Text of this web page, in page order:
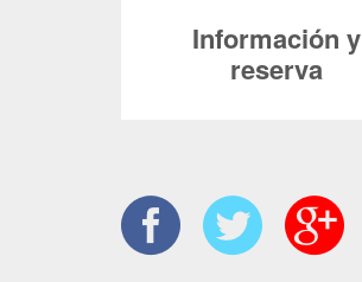
Información y
reserva